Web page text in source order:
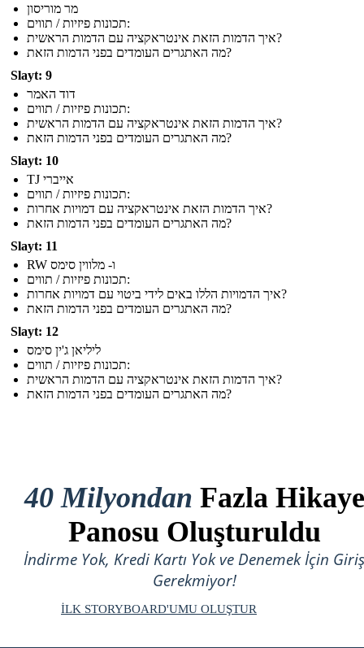
מר מוריסון
תכונות פיזיות / תווים:
איך הדמות הזאת אינטראקציה עם הדמות הראשית?
מה האתגרים העומדים בפני הדמות הזאת?
Slayt: 9
דוד האמר
תכונות פיזיות / תווים:
איך הדמות הזאת אינטראקציה עם הדמות הראשית?
מה האתגרים העומדים בפני הדמות הזאת?
Slayt: 10
TJ אייברי
תכונות פיזיות / תווים:
איך הדמות הזאת אינטראקציה עם דמויות אחרות?
מה האתגרים העומדים בפני הדמות הזאת?
Slayt: 11
RW ו- מלווין סימס
תכונות פיזיות / תווים:
איך הדמויות הללו באים לידי ביטוי עם דמויות אחרות?
מה האתגרים העומדים בפני הדמות הזאת?
Slayt: 12
ליליאן ג'ין סימס
תכונות פיזיות / תווים:
איך הדמות הזאת אינטראקציה עם הדמות הראשית?
מה האתגרים העומדים בפני הדמות הזאת?
40 Milyondan Fazla Hikaye
Panosu Oluşturuldu
İndirme Yok, Kredi Kartı Yok ve Denemek İçin Giriş
Gerekmiyor!
İLK STORYBOARD'UMU OLUŞTUR